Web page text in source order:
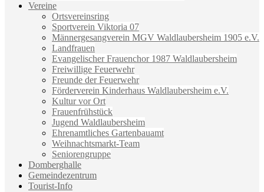
Vereine
Ortsvereinsring
Sportverein Viktoria 07
Männergesangverein MGV Waldlaubersheim 1905 e.V.
Landfrauen
Evangelischer Frauenchor 1987 Waldlaubersheim
Freiwillige Feuerwehr
Freunde der Feuerwehr
Förderverein Kinderhaus Waldlaubersheim e.V.
Kultur vor Ort
Frauenfrühstück
Jugend Waldlaubersheim
Ehrenamtliches Gartenbauamt
Weihnachtsmarkt-Team
Seniorengruppe
Domberghalle
Gemeindezentrum
Tourist-Info